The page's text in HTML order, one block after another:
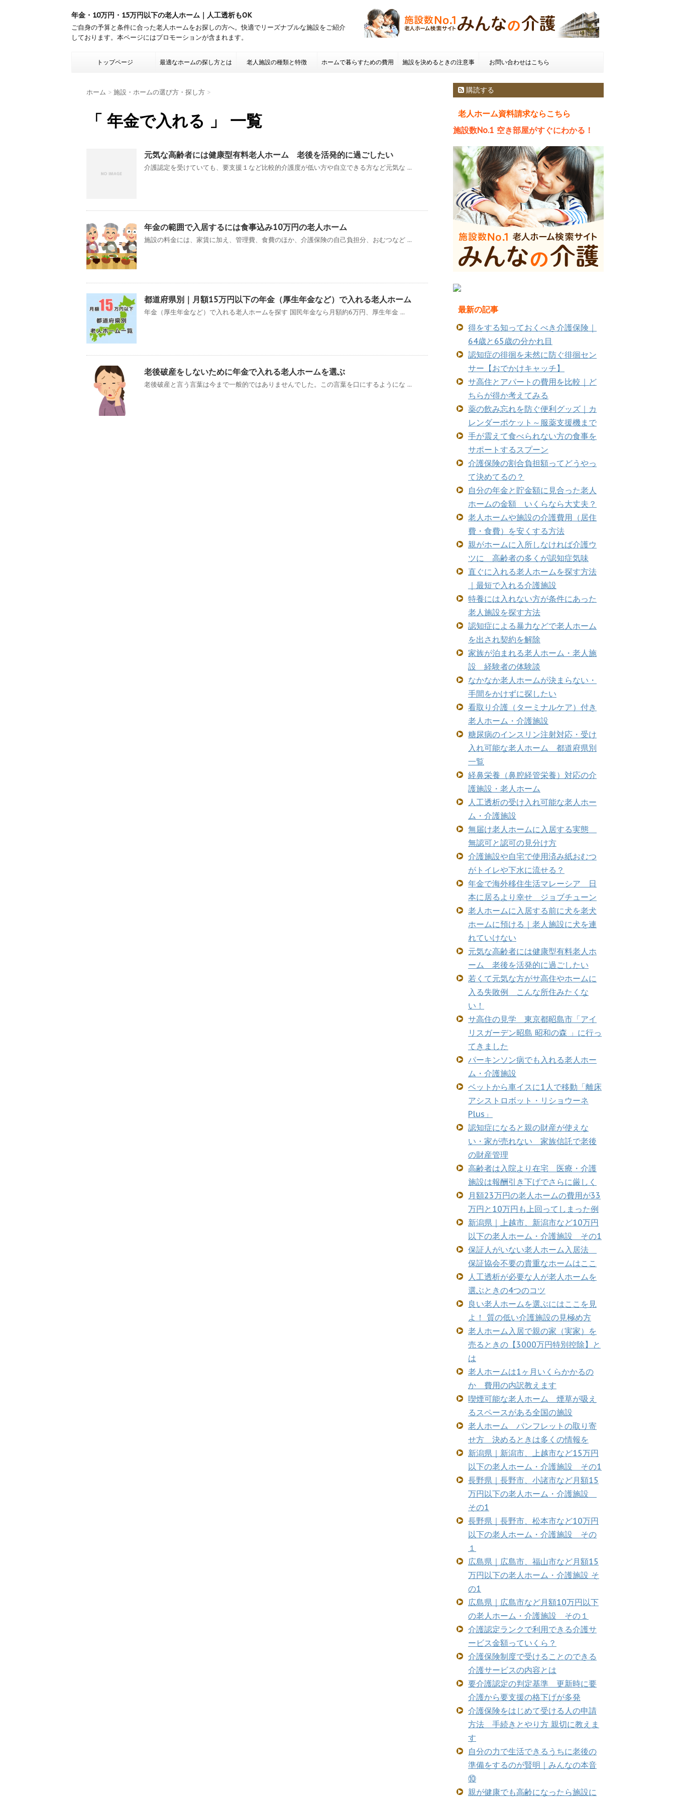
年金・10万円・15万円以下の老人ホーム｜人工透析もOK
ご自身の予算と条件に合った老人ホームをお探しの方へ。快適でリーズナブルな施設をご紹介
しております。本ページにはプロモーションが含まれます。
トップページ 最適なホームの探し方とは 老人施設の種類と特徴 ホームで暮らすための費用 施設を決めるときの注意事
項 老人ホームの種類とお金
お問い合わせはこちら
ホーム > 施設・ホームの選び方・探し方 >
「 年金で入れる 」 一覧
元気な高齢者には健康型有料老人ホーム 老後を活発的に過ごしたい
介護認定を受けていても、要支援１など比較的介護度が低い方や自立できる方など元気な ...
年金の範囲で入居するには食事込み10万円の老人ホーム
施設の料金には、家賃に加え、管理費、食費のほか、介護保険の自己負担分、おむつなど ...
都道府県別｜月額15万円以下の年金（厚生年金など）で入れる老人ホーム
年金（厚生年金など）で入れる老人ホームを探す 国民年金なら月額約6万円、厚生年金 ...
老後破産をしないために年金で入れる老人ホームを選ぶ
老後破産と言う言葉は今まで一般的ではありませんでした。この言葉を口にするようにな ...
購読する
老人ホーム資料請求ならこちら
施設数No.1 空き部屋がすぐにわかる！
最新の記事
得をする知っておくべき介護保険｜
64歳と65歳の分かれ目
認知症の徘徊を未然に防ぐ徘徊セン
サー【おでかけキャッチ】
サ高住とアパートの費用を比較｜ど
ちらが得か考えてみる
薬の飲み忘れを防ぐ便利グッズ｜カ
レンダーポケット～服薬支援機まで
手が震えて食べられない方の食事を
サポートするスプーン
介護保険の割合負担額ってどうやっ
て決めてるの？
自分の年金と貯金額に見合った老人
ホームの金額 いくらなら大丈夫？
老人ホームや施設の介護費用（居住
費・食費）を安くする方法
親がホームに入所しなければ介護ウ
ツに 高齢者の多くが認知症気味
直ぐに入れる老人ホームを探す方法
｜最短で入れる介護施設
特養には入れない方が条件にあった
老人施設を探す方法
認知症による暴力などで老人ホーム
を出され契約を解除
家族が泊まれる老人ホーム・老人施
設 経験者の体験談
なかなか老人ホームが決まらない・
手間をかけずに探したい
看取り介護（ターミナルケア）付き
老人ホーム・介護施設
糖尿病のインスリン注射対応・受け
入れ可能な老人ホーム 都道府県別
一覧
経鼻栄養（鼻腔経管栄養）対応の介
護施設・老人ホーム
人工透析の受け入れ可能な老人ホー
ム・介護施設
無届け老人ホームに入居する実態
無認可と認可の見分け方
介護施設や自宅で使用済み紙おむつ
がトイレや下水に流せる？
年金で海外移住生活マレーシア 日
本に居るより幸せ ジョブチューン
老人ホームに入居する前に犬を老犬
ホームに預ける｜老人施設に犬を連
れていけない
元気な高齢者には健康型有料老人ホ
ーム 老後を活発的に過ごしたい
若くて元気な方がサ高住やホームに
入る失敗例 こんな所住みたくな
い！
サ高住の見学 東京都昭島市「アイ
リスガーデン昭島 昭和の森 」に行っ
てきました
パーキンソン病でも入れる老人ホー
ム・介護施設
ベットから車イスに1人で移動「離床
アシストロボット・リショウーネ
Plus」
認知症になると親の財産が使えな
い・家が売れない 家族信託で老後
の財産管理
高齢者は入院より在宅 医療・介護
施設は報酬引き下げでさらに厳しく
月額23万円の老人ホームの費用が33
万円と10万円も上回ってしまった例
新潟県｜上越市、新潟市など10万円
以下の老人ホーム・介護施設 その1
保証人がいない老人ホーム入居法
保証協会不要の貴重なホームはここ
人工透析が必要な人が老人ホームを
選ぶときの4つのコツ
良い老人ホームを選ぶにはここを見
よ！ 質の低い介護施設の見極め方
老人ホーム入居で親の家（実家）を
売るときの【3000万円特別控除】と
は
老人ホームは1ヶ月いくらかかるの
か 費用の内訳教えます
喫煙可能な老人ホーム 煙草が吸え
るスペースがある全国の施設
老人ホーム パンフレットの取り寄
せ方 決めるときは多くの情報を
新潟県｜新潟市、上越市など15万円
以下の老人ホーム・介護施設 その1
長野県｜長野市、小諸市など月額15
万円以下の老人ホーム・介護施設
その1
長野県｜長野市、松本市など10万円
以下の老人ホーム・介護施設 その
１
広島県｜広島市、福山市など月額15
万円以下の老人ホーム・介護施設 そ
の1
広島県｜広島市など月額10万円以下
の老人ホーム・介護施設 その１
介護認定ランクで利用できる介護サ
ービス金額っていくら？
介護保険制度で受けることのできる
介護サービスの内容とは
要介護認定の判定基準 更新時に要
介護から要支援の格下げが多発
介護保険をはじめて受ける人の申請
方法 手続きとやり方 親切に教えま
す
自分の力で生活できるうちに老後の
準備をするのが賢明｜みんなの本音
⑩
親が健康でも高齢になったら施設に